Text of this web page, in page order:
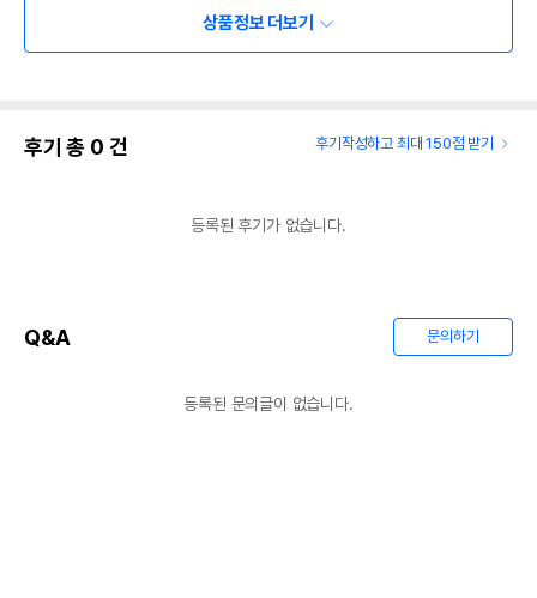
상품정보 더보기
후기 총 0 건 후기작성하고 최대 150점 받기
등록된 후기가 없습니다.
Q&A 문의하기
등록된 문의글이 없습니다.